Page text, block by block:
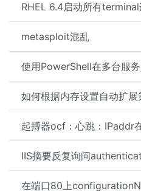
RHEL 6.4启动所有
metasploit混乱
使用PowerShell在多台服
如何根据内存设置自动扩展
起搏器ocf：心跳：IPaddr
IIS摘要反复询问
在端口80上